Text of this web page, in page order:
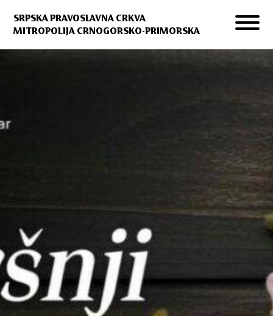
SRPSKA PRAVOSLAVNA CRKVA
MITROPOLIJA CRNOGORSKO-PRIMORSKA